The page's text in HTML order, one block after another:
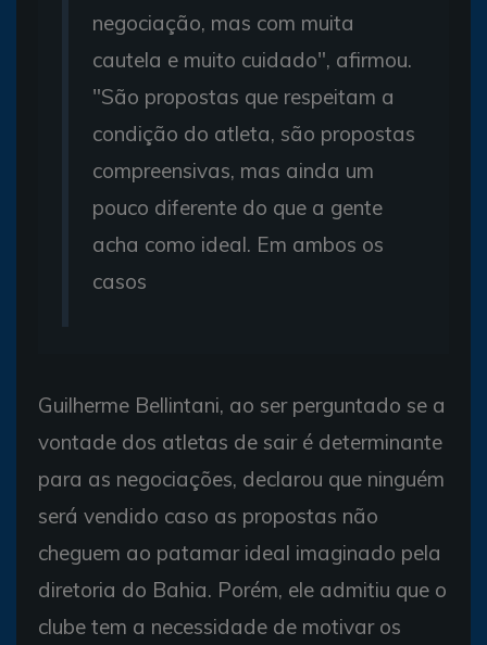
negociação, mas com muita
cautela e muito cuidado", afirmou.
"São propostas que respeitam a
condição do atleta, são propostas
compreensivas, mas ainda um
pouco diferente do que a gente
acha como ideal. Em ambos os
casos
Guilherme Bellintani, ao ser perguntado se a
vontade dos atletas de sair é determinante
para as negociações, declarou que ninguém
será vendido caso as propostas não
cheguem ao patamar ideal imaginado pela
diretoria do Bahia. Porém, ele admitiu que o
clube tem a necessidade de motivar os